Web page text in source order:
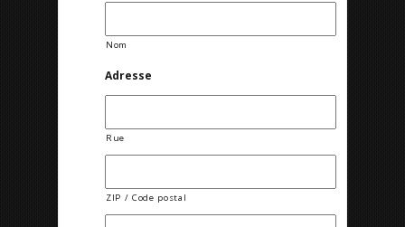
Nom
Adresse
Rue
ZIP / Code postal